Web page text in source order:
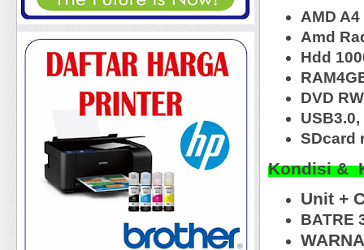
AMD
Amd
Hdd
DVD
USB3.0,
SDcard
Kondisi &
Unit +
BATRE